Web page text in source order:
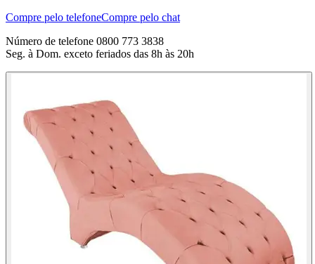
Compre pelo telefoneCompre pelo chat
Número de telefone 0800 773 3838
Seg. à Dom. exceto feriados das 8h às 20h